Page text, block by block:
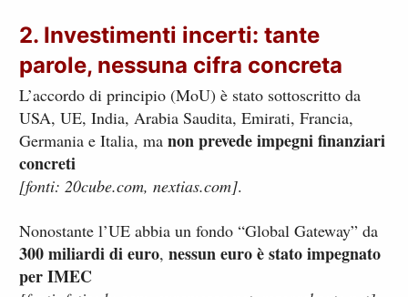
2. Investimenti incerti: tante
parole, nessuna cifra concreta
L’accordo di principio (MoU) è stato sottoscritto da
USA, UE, India, Arabia Saudita, Emirati, Francia,
Germania e Italia, manon prevede impegni finanziari
concreti
[fonti: 20cube.com, nextias.com].
Nonostante l’UE abbia un fondo “Global Gateway” da
300 miliardi di euro,nessun euro è stato impegnato
per IMEC